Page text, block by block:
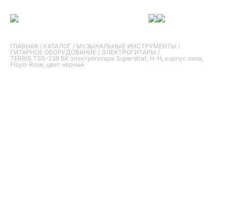
ГЛАВНАЯ / КАТАЛОГ / МУЗЫКАЛЬНЫЕ ИНСТРУМЕНТЫ /
ГИТАРНОЕ ОБОРУДОВАНИЕ / ЭЛЕКТРОГИТАРЫ /
TERRIS TSS-239 BK электрогитара Superstrat, H-H, корпус липа,
Floyd-Rose, цвет черный